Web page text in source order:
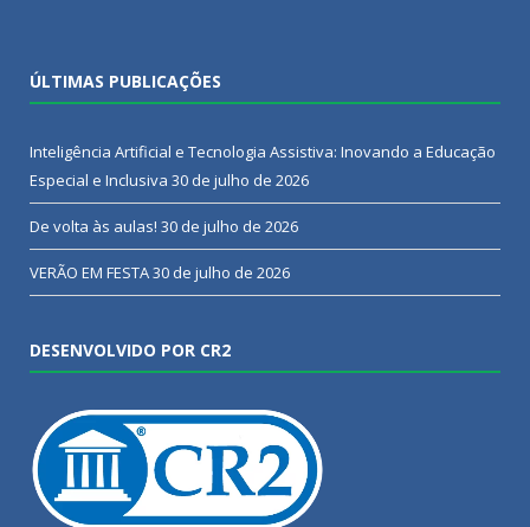
ÚLTIMAS PUBLICAÇÕES
Inteligência Artificial e Tecnologia Assistiva: Inovando a Educação
Especial e Inclusiva 30 de julho de 2026
De volta às aulas! 30 de julho de 2026
VERÃO EM FESTA30 de julho de 2026
DESENVOLVIDO POR CR2